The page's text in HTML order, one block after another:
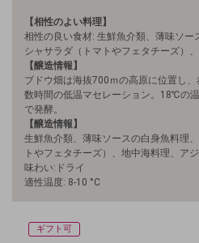
【相性のよい料理】
相性の良い食材: 生鮮魚介類、薄味ソー
シャサラダ（トマトやフェタチーズ）
【醸造情報】
ブドウ畑は海抜700ｍの高原に位置し、
数時間の低温マセレーション。18℃の
で発酵。
【醸造情報】
生鮮魚介類、薄味ソースの白身魚料理
トやフェタチーズ）、地中海料理、ア
味わい:ドライ
適性温度: 8-10 °C
ギフト可